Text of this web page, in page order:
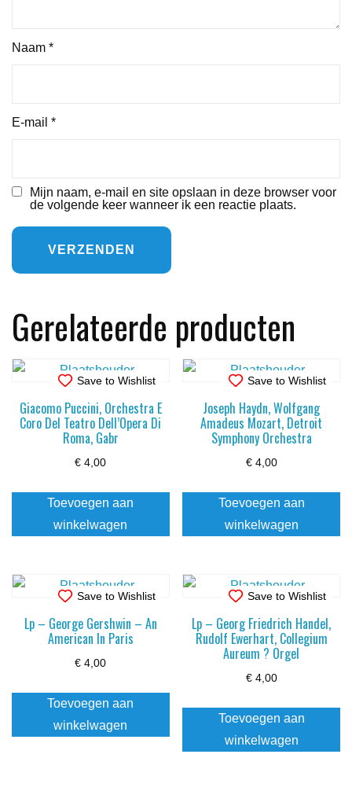
Naam *
E-mail *
Mijn naam, e-mail en site opslaan in deze browser voor
de volgende keer wanneer ik een reactie plaats.
Gerelateerde producten
Save to Wishlist
Giacomo Puccini, Orchestra E
Coro Del Teatro Dell’Opera Di
Roma, Gabr
€ 4,00
Toevoegen aan
winkelwagen
Save to Wishlist
Joseph Haydn, Wolfgang
Amadeus Mozart, Detroit
Symphony Orchestra
€4,00
Toevoegen aan
winkelwagen
Save to Wishlist
Lp – George Gershwin – An
American In Paris
€ 4,00
Toevoegen aan
winkelwagen
Save to Wishlist
Lp – Georg Friedrich Handel,
Rudolf Ewerhart, Collegium
Aureum ? Orgel
€4,00
Toevoegen aan
winkelwagen